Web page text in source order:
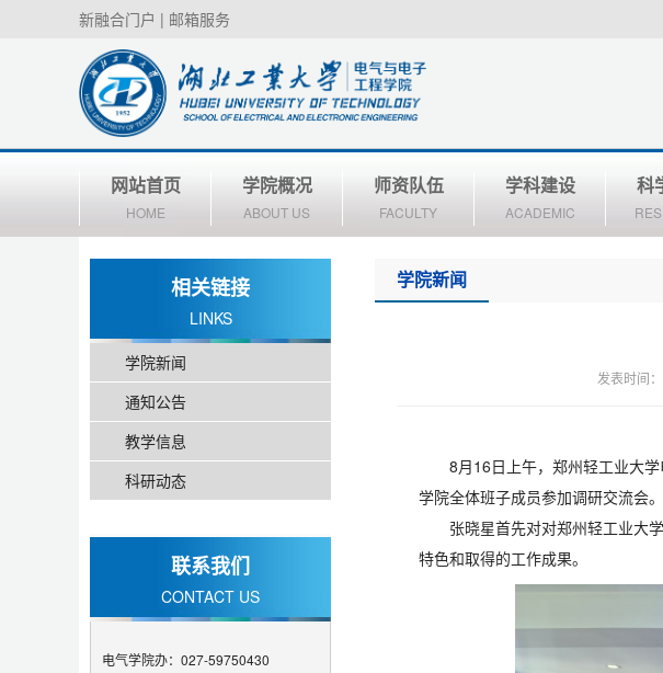
新融合门户 | 邮箱服务
网站首页
HOME
学院概况
ABOUT US
师资队伍
FACULTY
学科建设
ACADEMIC
科
相关链接
LINKS
学院新闻
通知公告
教学信息
科研动态
联系我们
CONTACT US
电气学院办：027-59750430
学院新闻
发表时间
8月16日上午，郑州轻工业大
学院全体班子成员参加调研交流会。
张晓星首先对对郑州轻工业大
特色和取得的工作成果。